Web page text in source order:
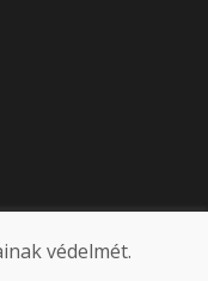
védelmét.